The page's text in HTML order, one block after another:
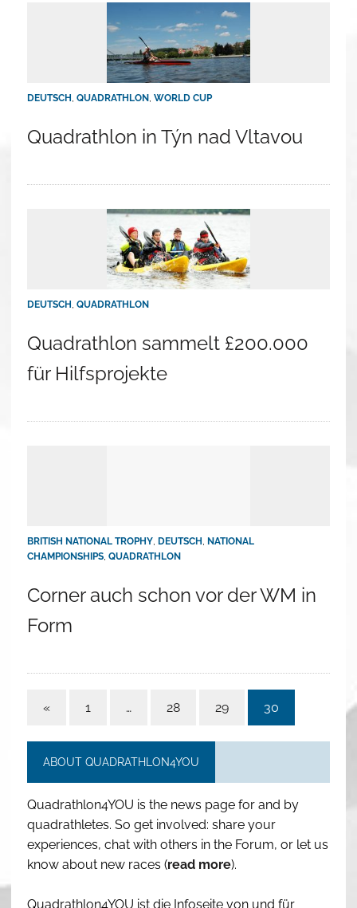
DEUTSCH , QUADRATHLON , WORLD CUP
Quadrathlon in Týn nad Vltavou
DEUTSCH , QUADRATHLON
Quadrathlon sammelt £200.000
für Hilfsprojekte
BRITISH NATIONAL TROPHY, DEUTSCH , NATIONAL
CHAMPIONSHIPS, QUADRATHLON
Corner auch schon vor der WM in
Form
« 1 … 28 29 30
ABOUT QUADRATHLON4YOU
Quadrathlon4YOU is the news page for and by
quadrathletes. So get involved: share your
experiences, chat with others in the Forum, or let us
know about new races (read more).
Quadrathlon4YOU ist die Infoseite von und für